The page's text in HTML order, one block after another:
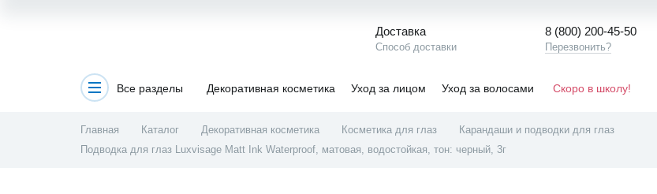
Доставка
Способ доставки
8 (800) 200-45-50
Перезвонить?
Все разделы Декоративная косметика Уход за лицом Уход за волосами Скоро в школу!
Главная Каталог Декоративная косметика Косметика для глаз
Карандаши и подводки для глаз
Подводка для глаз Luxvisage Matt Ink Waterproof, матовая, водостойкая, тон: черный, 3г